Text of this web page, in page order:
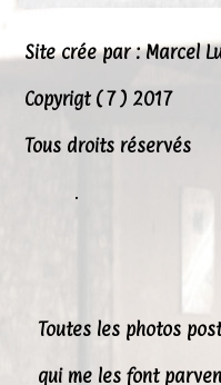
Site crée par : Marcel
Copyrigt ( 7 ) 2017
Tous droits réservés
.
Toutes les photos
qui me les font